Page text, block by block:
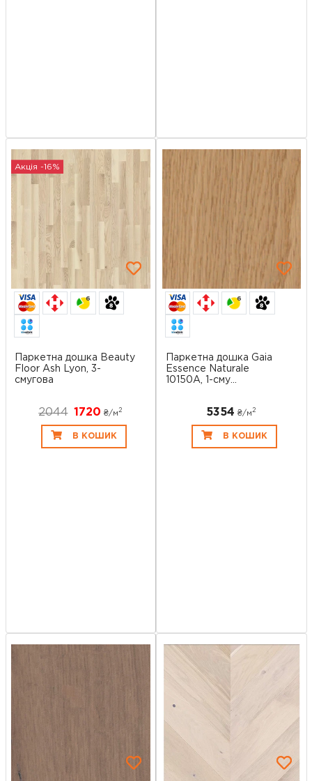
Акція -16%
6
Паркетна дошка Beauty
Floor Ash Lyon, 3-
смугова
2044 1720₴/м2
В КОШИК
6
Паркетна дошка Gaia
Essence Naturale
10150A, 1-сму...
5354 ₴/м2
В КОШИК